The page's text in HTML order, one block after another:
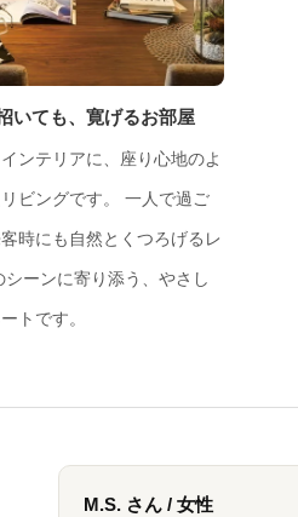
いても、寛げるお部屋
ンテリアに、座り心地のよ
ビングです。 一人で過ご
時にも自然とくつろげるレ
ーンに寄り添う、やさし
トです。
M.S. さん / 女性